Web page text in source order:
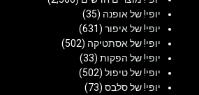
יופי! של אופנה (35)
יופי! של איפור (631)
יופי! של אסתטיקה (502)
יופי! של הפקות (33)
יופי! של טיפול (502)
יופי! של סלבס (73)